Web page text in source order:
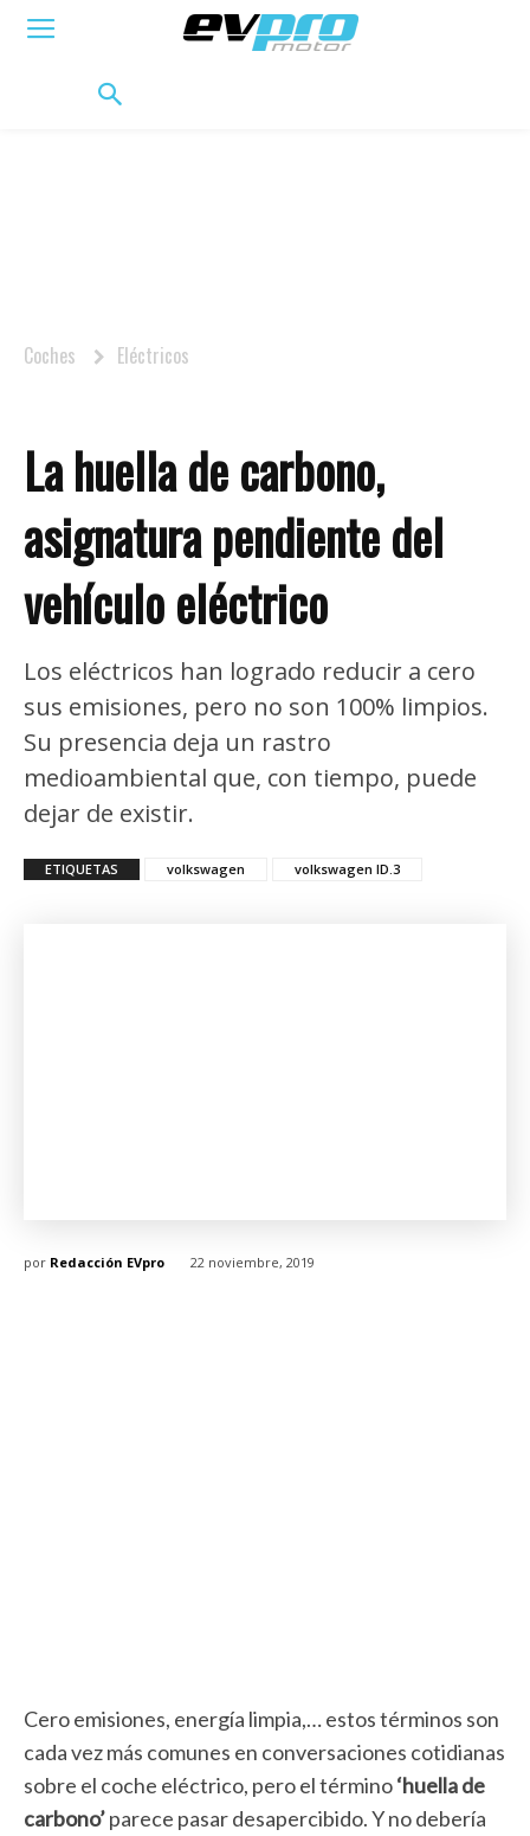
Coches Eléctricos
La huella de carbono,
asignatura pendiente del
vehículo eléctrico
Los eléctricos han logrado reducir a cero
sus emisiones, pero no son 100% limpios.
Su presencia deja un rastro
medioambiental que, con tiempo, puede
dejar de existir.
ETIQUETAS volkswagen volkswagen ID.3
por Redacción EVpro 22 noviembre, 2019
Cero emisiones, energía limpia,… estos términos son
cada vez más comunes en conversaciones cotidianas
sobre el coche eléctrico, pero el término‘huella de
carbono’parece pasar desapercibido. Y no debería